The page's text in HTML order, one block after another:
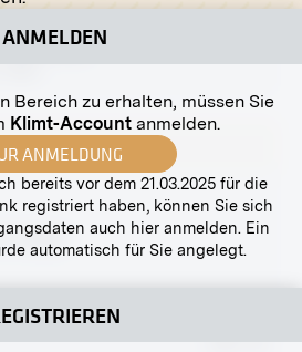
ANMELDEN
Bereich zu erhalten, müssen Sie
Klimt-Accountanmelden.
ANMELDUNG
bereits vor dem 21.03.2025 für die
registriert haben, können Sie sich
auch hier anmelden. Ein
automatisch für Sie angelegt.
Seitensaal
Wien
MN I 18